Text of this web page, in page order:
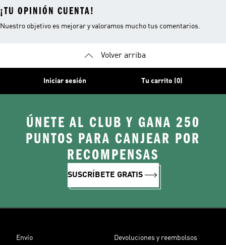
¡TU OPINIÓN CUENTA!
Nuestro objetivo es mejorar y valoramos mucho tus comentarios.
Volver arriba
Iniciar sesión Tu carrito (0)
ÚNETE AL CLUB Y GANA 250
PUNTOS PARA CANJEAR POR
RECOMPENSAS
SUSCRÍBETE GRATIS
Envío Devoluciones y reembolsos